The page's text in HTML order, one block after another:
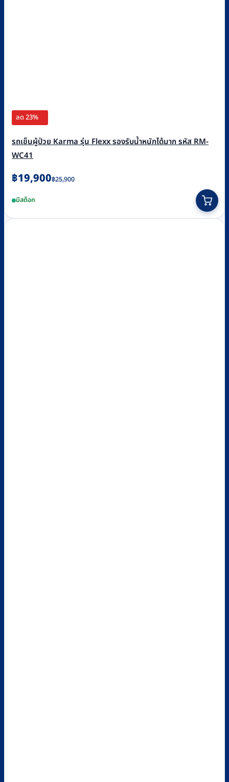
ลด 23%
รถเข็นผู้ป่วย Karma รุ่น Flexx รองรับน้ำหนักได้มาก รหัส RM-
WC41
฿25,900
Original
was:
฿25,900.
฿19,900
Current
is:
฿19,900.
มีสต็อก